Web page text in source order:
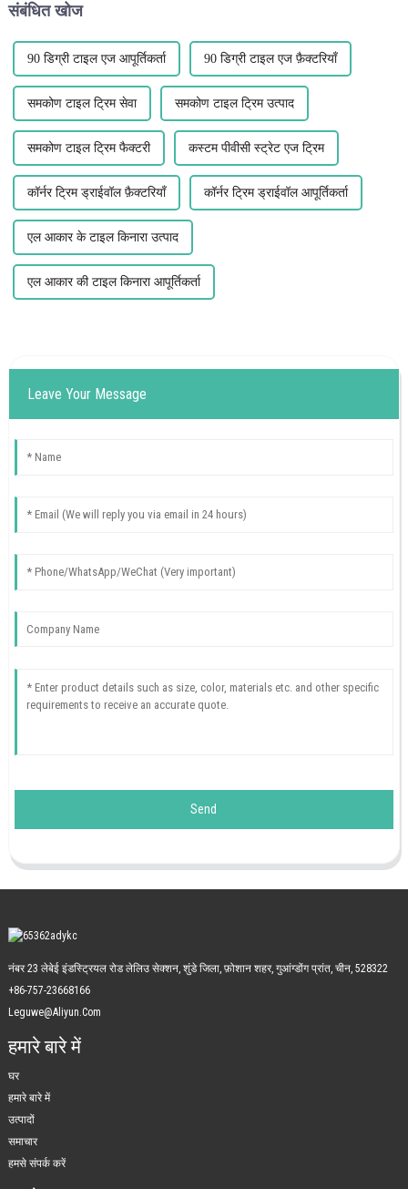
संबंधित खोज
90 डिग्री टाइल एज आपूर्तिकर्ता 90 डिग्री टाइल एज फ़ैक्टरियाँ
समकोण टाइल ट्रिम सेवा समकोण टाइल ट्रिम उत्पाद
समकोण टाइल ट्रिम फैक्टरी कस्टम पीवीसी स्ट्रेट एज ट्रिम
कॉर्नर ट्रिम ड्राईवॉल फ़ैक्टरियाँ कॉर्नर ट्रिम ड्राईवॉल आपूर्तिकर्ता
एल आकार के टाइल किनारा उत्पाद
एल आकार की टाइल किनारा आपूर्तिकर्ता
Leave Your Message
Send
नंबर 23 लेबेई इंडस्ट्रियल रोड लेलिउ सेक्शन, शुंडे जिला, फ़ोशान शहर, गुआंग्डोंग प्रांत, चीन, 528322
+86-757-23668166
Leguwe@aliyun.com
हमारे बारे में
घर
हमारे बारे में
उत्पादों
समाचार
हमसे संपर्क करें